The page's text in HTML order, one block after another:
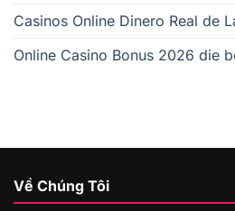
Casinos Online Dinero Real de
Online Casino Bonus 2026 die
Về Chúng Tôi